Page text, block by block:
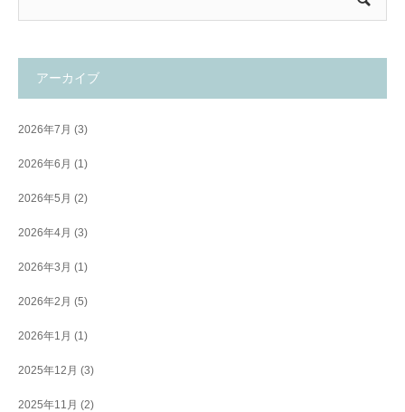
アーカイブ
2026年7月 (3)
2026年6月 (1)
2026年5月 (2)
2026年4月 (3)
2026年3月 (1)
2026年2月 (5)
2026年1月 (1)
2025年12月 (3)
2025年11月 (2)